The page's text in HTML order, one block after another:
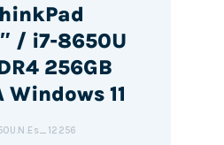
/ i7-8650U
256GB
Windows 11